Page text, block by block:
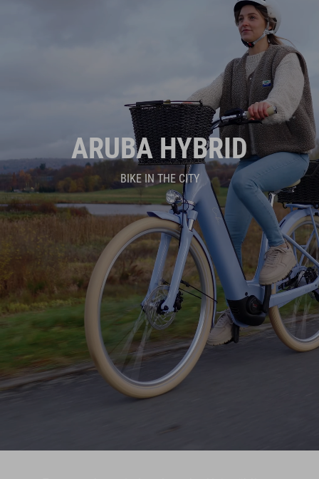
ARUBA HYBRID
BIKE IN THE CITY